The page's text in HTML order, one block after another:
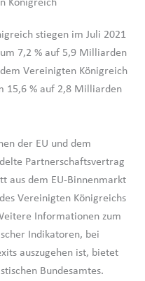
Königreich
stiegen im Juli 2021
7,2 % auf 5,9 Milliarden
Vereinigten Königreich
15,6 % auf 2,8 Milliarden
der EU und dem
Partnerschaftsvertrag
aus dem EU-Binnenmarkt
Vereinigten Königreichs
Informationen zum
Indikatoren, bei
auszugehen ist, bietet
Bundesamtes.